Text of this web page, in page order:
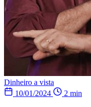
Dinheiro a vista
10/01/2024
2 min